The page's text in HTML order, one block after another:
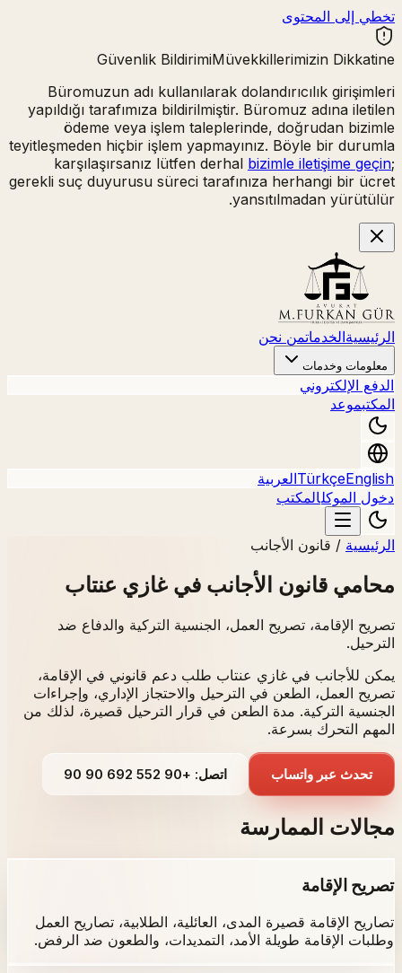
تخطي إلى المحتوى
Güvenlik BildirimiMüvekkillerimizin Dikkatine
Büromuzun adı kullanılarak dolandırıcılık girişimleri
yapıldığı tarafımıza bildirilmiştir. Büromuz adına iletilen
ödeme veya işlem taleplerinde, doğrudan bizimle
teyitleşmeden hiçbir işlem yapmayınız. Böyle bir durumla
karşılaşırsanız lütfen derhal bizimle iletişime geçin;
gerekli suç duyurusu süreci tarafınıza herhangi bir ücret
yansıtılmadan yürütülür.
الرئيسيةالخدماتمن نحن
معلومات وخدمات
الدفع الإلكتروني
المكتبموعد
TürkçeEnglish
العربية
دخول الموكلالمكتب
الرئيسية / قانون الأجانب
محامي قانون الأجانب في غازي عنتاب
تصريح الإقامة، تصريح العمل، الجنسية التركية والدفاع ضد
الترحيل.
يمكن للأجانب في غازي عنتاب طلب دعم قانوني في الإقامة،
تصريح العمل، الطعن في الترحيل والاحتجاز الإداري، وإجراءات
الجنسية التركية. مدة الطعن في قرار الترحيل قصيرة، لذلك من
المهم التحرك بسرعة.
تحدث عبر واتساب اتصل: +90 552 692 90 90
مجالات الممارسة
تصريح الإقامة
تصاريح الإقامة قصيرة المدى، العائلية، الطلابية، تصاريح العمل
وطلبات الإقامة طويلة الأمد، التمديدات، والطعون ضد الرفض.